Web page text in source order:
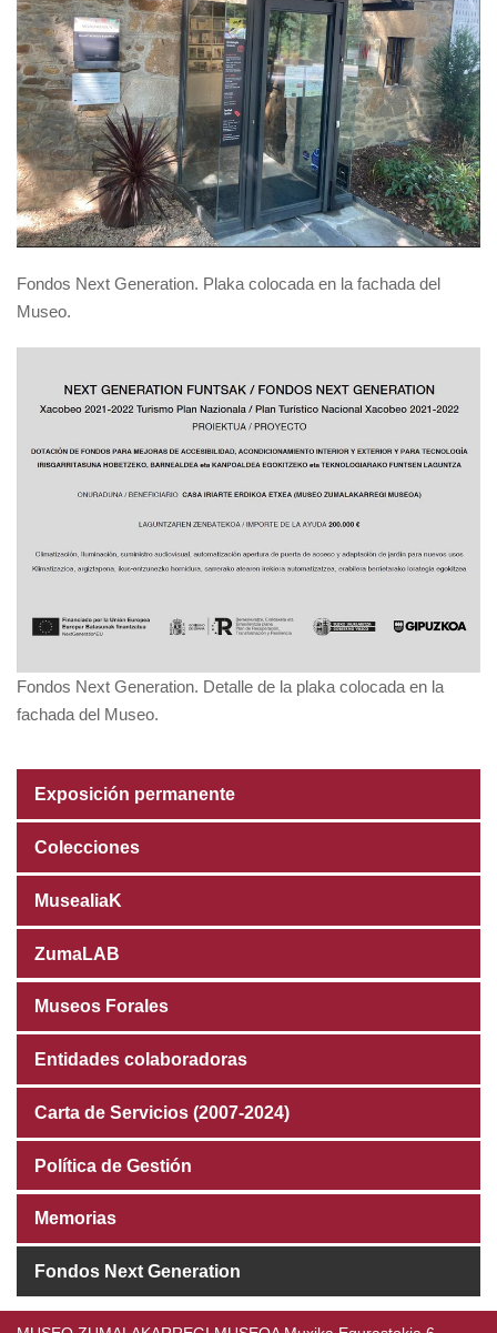
Fondos Next Generation. Plaka colocada en la fachada del
Museo.
Fondos Next Generation. Detalle de la plaka colocada en la
fachada del Museo.
Exposición permanente
Colecciones
MusealiaK
ZumaLAB
Museos Forales
Entidades colaboradoras
Carta de Servicios (2007-2024)
Política de Gestión
Memorias
Fondos Next Generation